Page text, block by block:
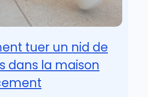
tuer un nid de
dans la maison